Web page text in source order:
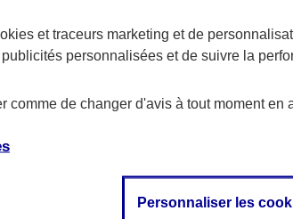
ACTU
et traceurs marketing et de
personnalisées et de suivre la
comme de changer d'avis à tout moment en
Personnaliser les